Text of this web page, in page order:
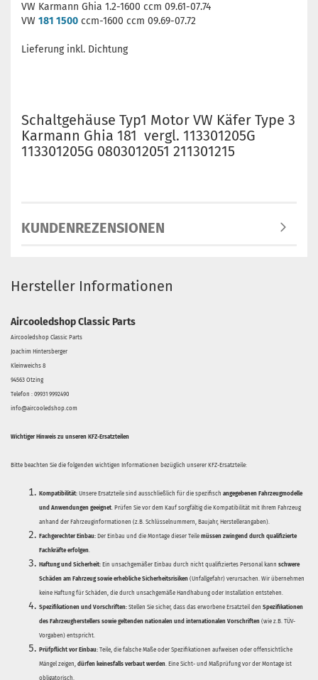
VW Karmann Ghia 1.2-1600 ccm 09.61-07.74
VW 181 1500 ccm-1600 ccm 09.69-07.72
Lieferung inkl. Dichtung
Schaltgehäuse Typ1 Motor VW Käfer Type 3
Karmann Ghia 181 vergl. 113301205G
113301205G 0803012051 211301215
KUNDENREZENSIONEN
Hersteller Informationen
Aircooledshop Classic Parts
Aircooledshop Classic Parts
Joachim Hintersberger
Kleinweichs 8
94563 Otzing
Telefon : 09931 9992490
info@aircooledshop.com
Wichtiger Hinweis zu unseren KFZ-Ersatzteilen
Bitte beachten Sie die folgenden wichtigen Informationen bezüglich unserer KFZ-Ersatzteile:
Kompatibilität: Unsere Ersatzteile sind ausschließlich für die spezifisch angegebenen Fahrzeugmodelle
und Anwendungen geeignet. Prüfen Sie vor dem Kauf sorgfältig die Kompatibilität mit Ihrem Fahrzeug
anhand der Fahrzeuginformationen (z.B. Schlüsselnummern, Baujahr, Herstellerangaben).
Fachgerechter Einbau: Der Einbau und die Montage dieser Teile müssen zwingend durch qualifizierte
Fachkräfte erfolgen.
Haftung und Sicherheit: Ein unsachgemäßer Einbau durch nicht qualifiziertes Personal kann schwere
Schäden am Fahrzeug sowie erhebliche Sicherheitsrisiken (Unfallgefahr) verursachen. Wir übernehmen
keine Haftung für Schäden, die durch unsachgemäße Handhabung oder Installation entstehen.
Spezifikationen und Vorschriften: Stellen Sie sicher, dass das erworbene Ersatzteil den Spezifikationen
des Fahrzeugherstellers sowie geltenden nationalen und internationalen Vorschriften (wie z.B. TÜV-
Vorgaben) entspricht.
Prüfpflicht vor Einbau: Teile, die falsche Maße oder Spezifikationen aufweisen oder offensichtliche
Mängel zeigen, dürfen keinesfalls verbaut werden. Eine Sicht- und Maßprüfung vor der Montage ist
obligatorisch.